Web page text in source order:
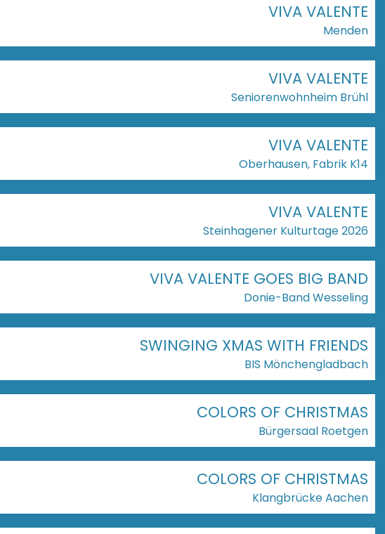
VIVA VALENTE
Menden
VIVA VALENTE
Seniorenwohnheim Brühl
VIVA VALENTE
Oberhausen, Fabrik K14
VIVA VALENTE
Steinhagener Kulturtage 2026
VIVA VALENTE GOES BIG BAND
Donie-Band Wesseling
SWINGING XMAS WITH FRIENDS
BIS Mönchengladbach
COLORS OF CHRISTMAS
Bürgersaal Roetgen
COLORS OF CHRISTMAS
Klangbrücke Aachen